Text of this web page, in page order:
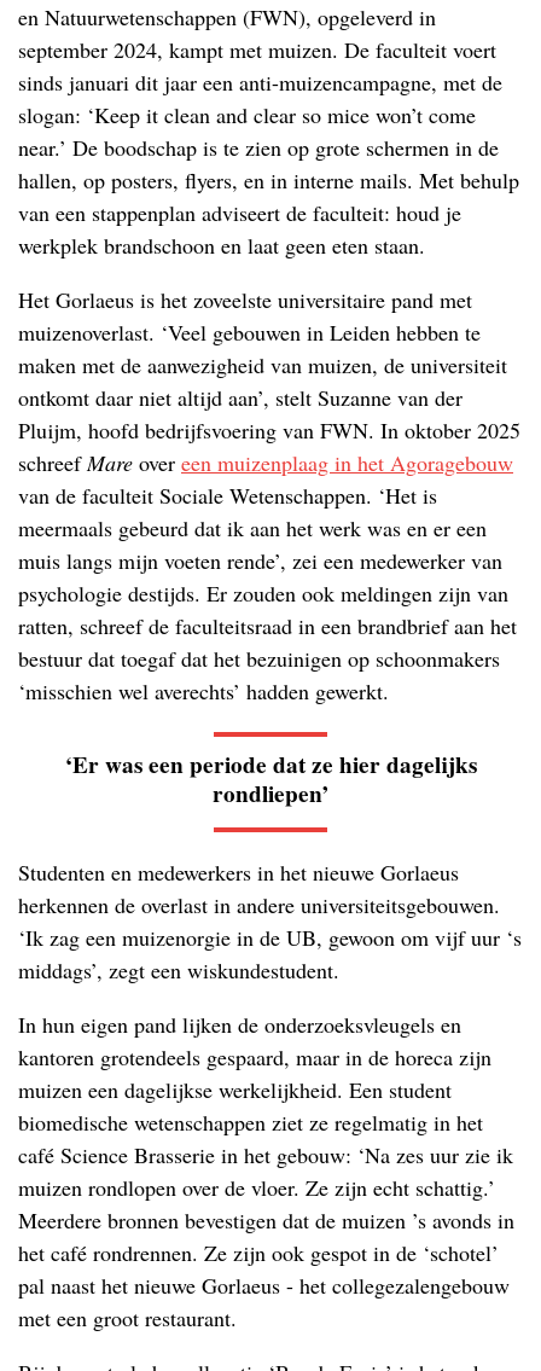
en Natuurwetenschappen (FWN), opgeleverd in
september 2024, kampt met muizen. De faculteit voert
sinds januari dit jaar een anti-muizencampagne, met de
slogan: ‘Keep it clean and clear so mice won’t come
near.’ De boodschap is te zien op grote schermen in de
hallen, op posters, flyers, en in interne mails. Met behulp
van een stappenplan adviseert de faculteit: houd je
werkplek brandschoon en laat geen eten staan.
Het Gorlaeus is het zoveelste universitaire pand met
muizenoverlast. ‘Veel gebouwen in Leiden hebben te
maken met de aanwezigheid van muizen, de universiteit
ontkomt daar niet altijd aan’, stelt Suzanne van der
Pluijm, hoofd bedrijfsvoering van FWN. In oktober 2025
schreefMare over een muizenplaag in het Agoragebouw
van de faculteit Sociale Wetenschappen. ‘Het is
meermaals gebeurd dat ik aan het werk was en er een
muis langs mijn voeten rende’, zei een medewerker van
psychologie destijds. Er zouden ook meldingen zijn van
ratten, schreef de faculteitsraad in een brandbrief aan het
bestuur dat toegaf dat het bezuinigen op schoonmakers
‘misschien wel averechts’ hadden gewerkt.
‘Er was een periode dat ze hier dagelijks
rondliepen’
Studenten en medewerkers in het nieuwe Gorlaeus
herkennen de overlast in andere universiteitsgebouwen.
‘Ik zag een muizenorgie in de UB, gewoon om vijf uur ‘s
middags’, zegt een wiskundestudent.
In hun eigen pand lijken de onderzoeksvleugels en
kantoren grotendeels gespaard, maar in de horeca zijn
muizen een dagelijkse werkelijkheid. Een student
biomedische wetenschappen ziet ze regelmatig in het
café Science Brasserie in het gebouw: ‘Na zes uur zie ik
muizen rondlopen over de vloer. Ze zijn echt schattig.’
Meerdere bronnen bevestigen dat de muizen ’s avonds in
het café rondrennen. Ze zijn ook gespot in de ‘schotel’
pal naast het nieuwe Gorlaeus - het collegezalengebouw
met een groot restaurant.